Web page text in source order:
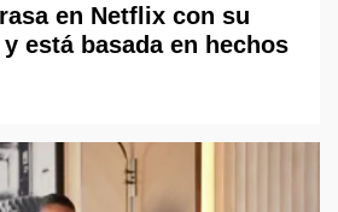
en Netflix con su
está basada en hechos